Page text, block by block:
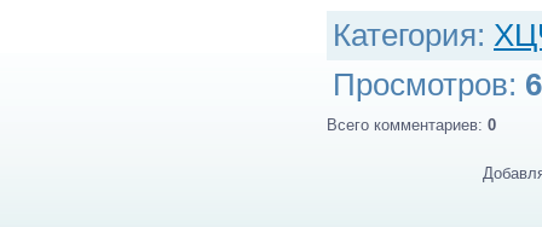
Категория:
Просмотров:
Всего комментариев: 0